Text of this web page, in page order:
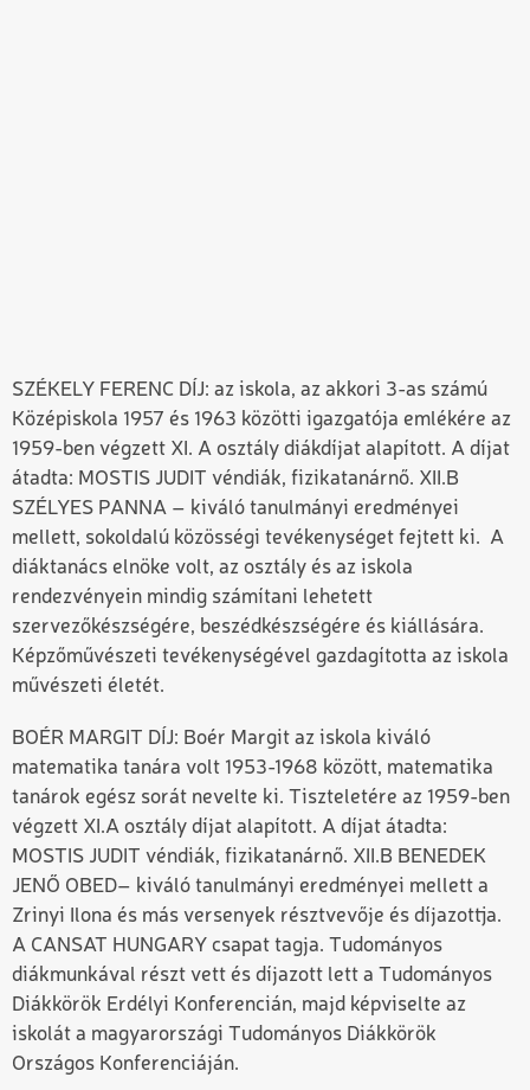
SZÉKELY FERENC DÍJ: az iskola, az akkori 3-as számú
Középiskola 1957 és 1963 közötti igazgatója emlékére az
1959-ben végzett XI. A osztály diákdíjat alapított. A díjat
átadta: MOSTIS JUDIT véndiák, fizikatanárnő. XII.B
SZÉLYES PANNA – kiváló tanulmányi eredményei
mellett, sokoldalú közösségi tevékenységet fejtett ki. A
diáktanács elnöke volt, az osztály és az iskola
rendezvényein mindig számítani lehetett
szervezőkészségére, beszédkészségére és kiállására.
Képzőművészeti tevékenységével gazdagította az iskola
művészeti életét.
BOÉR MARGIT DÍJ: Boér Margit az iskola kiváló
matematika tanára volt 1953-1968 között, matematika
tanárok egész sorát nevelte ki. Tiszteletére az 1959-ben
végzett XI.A osztály díjat alapított. A díjat átadta:
MOSTIS JUDIT véndiák, fizikatanárnő. XII.B BENEDEK
JENŐ OBED– kiváló tanulmányi eredményei mellett a
Zrinyi Ilona és más versenyek résztvevője és díjazottja.
A CANSAT HUNGARY csapat tagja. Tudományos
diákmunkával részt vett és díjazott lett a Tudományos
Diákkörök Erdélyi Konferencián, majd képviselte az
iskolát a magyarországi Tudományos Diákkörök
Országos Konferenciáján.